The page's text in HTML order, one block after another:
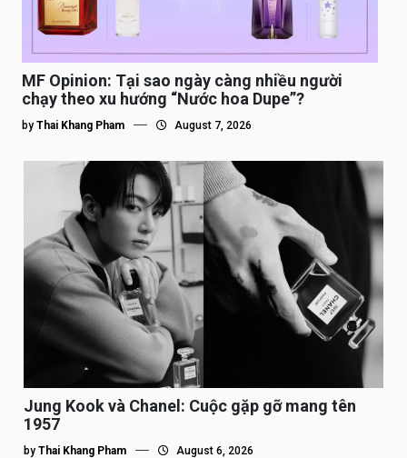
MF Opinion: Tại sao ngày càng nhiều người
chạy theo xu hướng “Nước hoa Dupe”?
by Thai Khang Pham August 7, 2026
Jung Kook và Chanel: Cuộc gặp gỡ mang tên
1957
by Thai Khang Pham August 6, 2026